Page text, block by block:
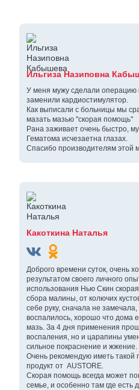
Ильгиза Назиповна
У меня мужу сделали операцию
заменили кардиостимулятор.
Как выписали с больницы мы
мазать мазью "скорая помощь"
Рана заживает очень быстро,
Гематома исчезаетна глазах.
Спасибо производителям этой
Какоткина Наталья
Доброго времени суток, очень
результатом своего личного
использования Нью Скин
сбора малины, от колючих
себе руку, сначала не замечала,
воспалилось, хорошо что дома
мазь. За 4 дня применения
воспаления, но и царапины
сильное покраснение и жжение.
Очень рекомендую иметь такой
продукт от AUSTORE.
Скорая помощь всегда может
семье, и особенно там где есть